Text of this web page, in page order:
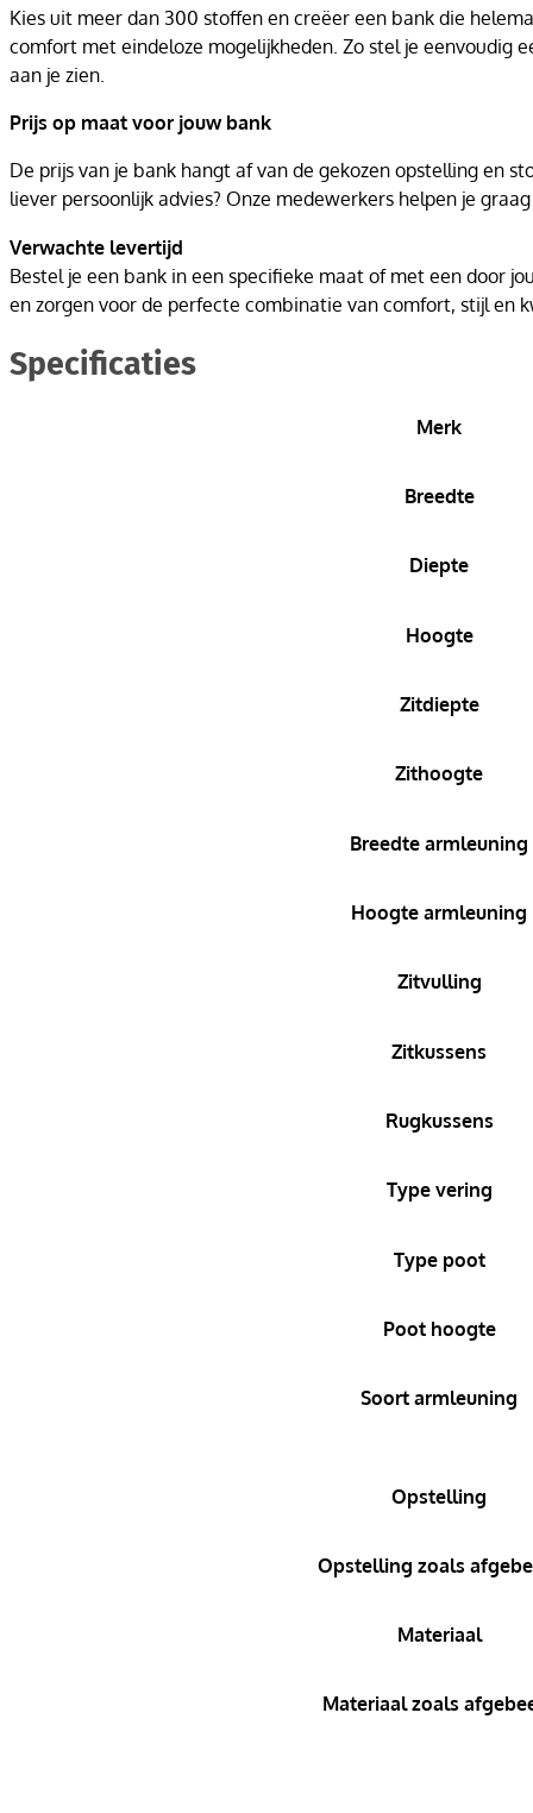
Kies uit meer dan 300 stoffen en creëer een bank die
comfort met eindeloze mogelijkheden. Zo stel je eenvoudig
aan je zien.
Prijs op maat voor jouw bank
De prijs van je bank hangt af van de gekozen opstelling en
liever persoonlijk advies? Onze medewerkers helpen je
Verwachte levertijd
Bestel je een bank in een specifieke maat of met een door
en zorgen voor de perfecte combinatie van comfort, stijl en
Specificaties
Merk
Breedte
Diepte
Hoogte
Zitdiepte
Zithoogte
Breedte armleuning
Hoogte armleuning
Zitvulling
Zitkussens
Rugkussens
Type vering
Type poot
Poot hoogte
Soort armleuning
Opstelling
Opstelling zoals
Materiaal
Materiaal zoals